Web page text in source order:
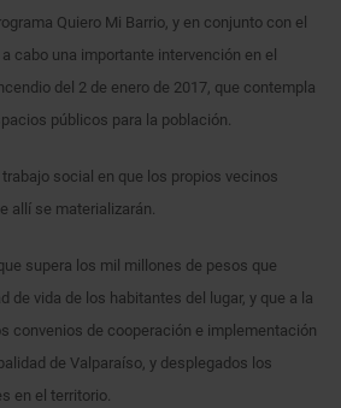
Quiero Mi Barrio, y en conjunto con el
cabo una importante intervención en el
del 2 de enero de 2017, que contempla
públicos para la población.
social en que los propios vecinos
allí se materializarán.
supera los mil millones de pesos que
de vida de los habitantes del lugar, y que a la
convenios de cooperación e implementación
de Valparaíso, y desplegados los
en el territorio.